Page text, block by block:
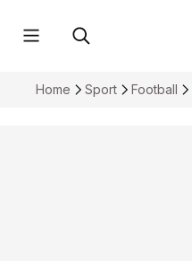
Home Sport Football